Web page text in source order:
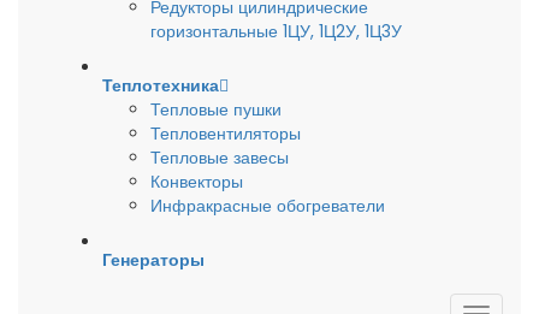
Редукторы цилиндрические
горизонтальные 1ЦУ, 1Ц2У, 1Ц3У
Теплотехника
Тепловые пушки
Тепловентиляторы
Тепловые завесы
Конвекторы
Инфракрасные обогреватели
Генераторы